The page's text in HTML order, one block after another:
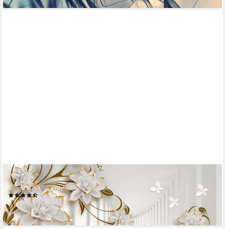
PAPERMOON
Fototapete Muster mit Blumen
(2)
ab 69,90 €
lieferbar - in 3-4 Werktagen bei dir